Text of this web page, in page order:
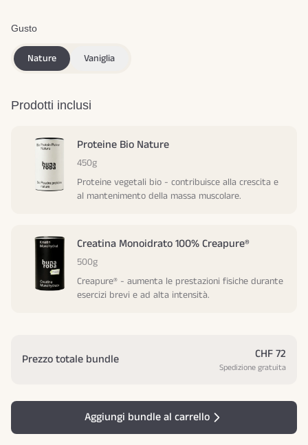
Gusto
Nature Vaniglia
Prodotti inclusi
Proteine Bio Nature
450g
Proteine vegetali bio - contribuisce alla crescita e
al mantenimento della massa muscolare.
Creatina Monoidrato 100% Creapure®
500g
Creapure® - aumenta le prestazioni fisiche durante
esercizi brevi e ad alta intensità.
Prezzo totale bundle CHF 72
Spedizione gratuita
Aggiungi bundle al carrello